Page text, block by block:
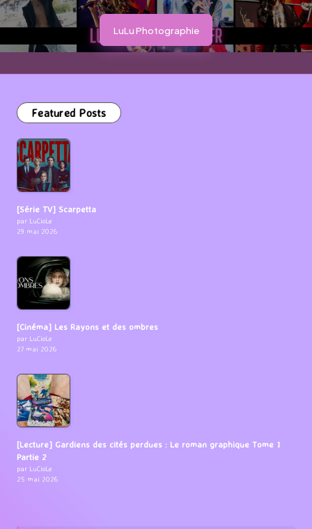
LuLu Photographie
Featured Posts
[Série TV] Scarpetta
par LuCioLe
29 mai 2026
[Cinéma] Les Rayons et des ombres
par LuCioLe
27 mai 2026
[Lecture] Gardiens des cités perdues : Le roman graphique Tome 1
Partie 2
par LuCioLe
25 mai 2026